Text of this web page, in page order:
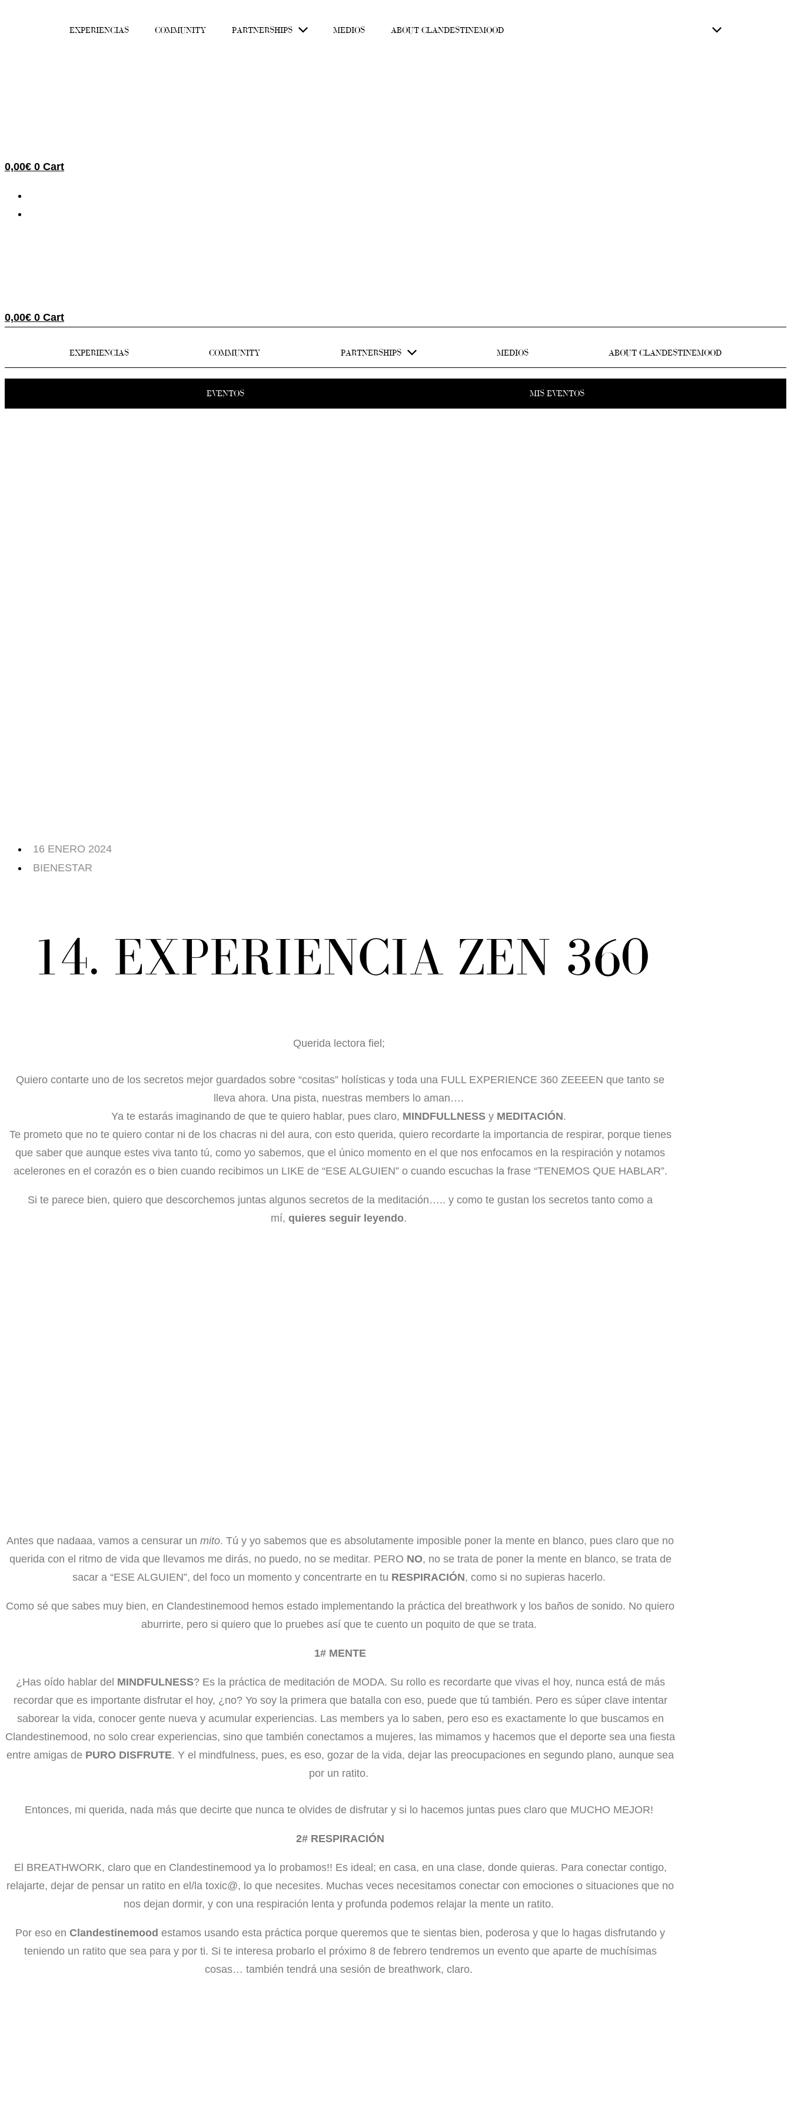
EXPERIENCIAS COMMUNITY PARTNERSHIPS MEDIOS ABOUT CLANDESTINEMOOD
0,00€ 0 Cart
0,00€ 0 Cart
EXPERIENCIAS COMMUNITY PARTNERSHIPS MEDIOS ABOUT CLANDESTINEMOOD
EVENTOS MIS EVENTOS
16 ENERO 2024
BIENESTAR
14. EXPERIENCIA ZEN 360
Querida lectora fiel;
Quiero contarte uno de los secretos mejor guardados sobre “cositas” holísticas y toda una FULL EXPERIENCE 360 ZEEEEN que tanto se
lleva ahora. Una pista, nuestras members lo aman….
Ya te estarás imaginando de que te quiero hablar, pues claro, MINDFULLNESS y MEDITACIÓN.
Te prometo que no te quiero contar ni de los chacras ni del aura, con esto querida, quiero recordarte la importancia de respirar, porque tienes
que saber que aunque estes viva tanto tú, como yo sabemos, que el único momento en el que nos enfocamos en la respiración y notamos
acelerones en el corazón es o bien cuando recibimos un LIKE de “ESE ALGUIEN” o cuando escuchas la frase “TENEMOS QUE HABLAR”.
Si te parece bien, quiero que descorchemos juntas algunos secretos de la meditación….. y como te gustan los secretos tanto como a
mí, quieres seguir leyendo.
Antes que nadaaa, vamos a censurar un mito. Tú y yo sabemos que es absolutamente imposible poner la mente en blanco, pues claro que no
querida con el ritmo de vida que llevamos me dirás, no puedo, no se meditar. PERO NO, no se trata de poner la mente en blanco, se trata de
sacar a “ESE ALGUIEN”, del foco un momento y concentrarte en tu RESPIRACIÓN, como si no supieras hacerlo.
Como sé que sabes muy bien, en Clandestinemood hemos estado implementando la práctica del breathwork y los baños de sonido. No quiero
aburrirte, pero si quiero que lo pruebes así que te cuento un poquito de que se trata.
1# MENTE
¿Has oído hablar del MINDFULNESS? Es la práctica de meditación de MODA. Su rollo es recordarte que vivas el hoy, nunca está de más
recordar que es importante disfrutar el hoy, ¿no? Yo soy la primera que batalla con eso, puede que tú también. Pero es súper clave intentar
saborear la vida, conocer gente nueva y acumular experiencias. Las members ya lo saben, pero eso es exactamente lo que buscamos en
Clandestinemood, no solo crear experiencias, sino que también conectamos a mujeres, las mimamos y hacemos que el deporte sea una fiesta
entre amigas de PURO DISFRUTE. Y el mindfulness, pues, es eso, gozar de la vida, dejar las preocupaciones en segundo plano, aunque sea
por un ratito.
Entonces, mi querida, nada más que decirte que nunca te olvides de disfrutar y si lo hacemos juntas pues claro que MUCHO MEJOR!
2# RESPIRACIÓN
El BREATHWORK, claro que en Clandestinemood ya lo probamos!! Es ideal; en casa, en una clase, donde quieras. Para conectar contigo,
relajarte, dejar de pensar un ratito en el/la toxic@, lo que necesites. Muchas veces necesitamos conectar con emociones o situaciones que no
nos dejan dormir, y con una respiración lenta y profunda podemos relajar la mente un ratito.
Por eso en Clandestinemood estamos usando esta práctica porque queremos que te sientas bien, poderosa y que lo hagas disfrutando y
teniendo un ratito que sea para y por ti. Si te interesa probarlo el próximo 8 de febrero tendremos un evento que aparte de muchísimas
cosas… también tendrá una sesión de breathwork, claro.